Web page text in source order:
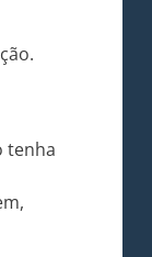
tenha